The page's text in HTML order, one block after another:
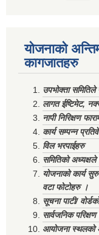
योजनाको
कागजातहरु
उपभोक्ता
लागत ईष्टिमेट,
नापी निरिक्षण
कार्य सम्पन्न
विल भरपाईहरु
समितिको अध्यक्षले
योजनाको कार्य
वटा फोटोहरु ।
सूचना पाटी/
सार्वजनिक
आयोजना स्थलको